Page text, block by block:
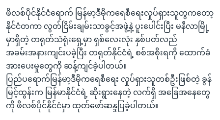
ဖိလစ်ပိုင်နိုင်ငံရောက် မြန်မာ့ဒီမိုကရေစီရေးလှုပ်ရှားသူတွကတော့
နိုင်ငံတကာ လွတ်ငြိမ်းချမ်းသာခွင့်အဖွဲ့နဲ့ ပူးပေါင်းပြီး မနီလာမြို့
မှာရှိတဲ့ တရုတ်သံရုံးရှေ့မှာ ရှစ်လေးလုံး နှစ်ပတ်လည်
အခမ်းအနားကျင်းပခဲ့ပြီး တရုတ်နိုင်ငံရဲ့ စစ်အစိုးရကို ထောက်ခံ
အားပေးမှုတွေကို ဆန့်ကျင်ခဲ့ပါတယ်။
ပြည်ပရောက်မြန်မာ့ဒီမိုကရေစီရေး လှုပ်ရှားသူတစ်ဦးဖြစ်တဲ့ ခွန်
မြင့်ထွန်းက မြန်မာနိုင်ငံရဲ့ ဆိုးရွားနေတဲ့ လက်ရှိ အခြေအနေတွေ
ကို ဖိလစ်ပိုင်နိုင်ငံမှာ ထုတ်ဖော်ဆန္ဒပြခဲ့ပါတယ်။